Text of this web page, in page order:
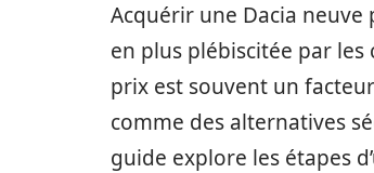
Acquérir une Dacia
en plus plébiscitée par
prix est souvent un
comme des alternatives
guide explore les étapes